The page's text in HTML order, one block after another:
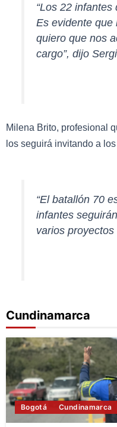
“Los 22
Es evidente que
quiero que nos
cargo”, dijo
Milena Brito, profesional
los seguirá invitando a
“El batallón 70
infantes
varios
Cundinamarca
Bogotá Cundinamarca